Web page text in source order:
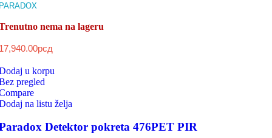
nema na lageru
рсд
u korpu
pregled
na listu želja
Detektor pokreta 476PET PIR